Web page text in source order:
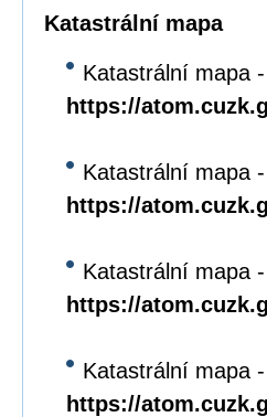
Katastrální mapa
Katastrální mapa
https://
Katastrální mapa
https://
Katastrální mapa
https://
Katastrální mapa
https://